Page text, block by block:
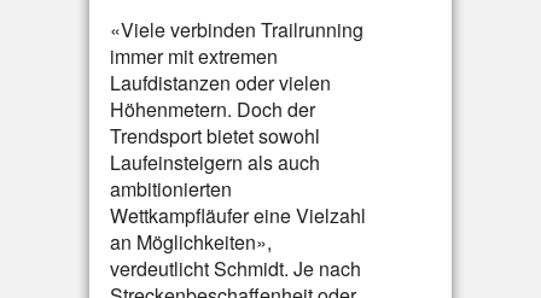
«Viele verbinden Trailrunning
immer mit extremen
Laufdistanzen oder vielen
Höhenmetern. Doch der
Trendsport bietet sowohl
Laufeinsteigern als auch
ambitionierten
Wettkampfläufer eine Vielzahl
an Möglichkeiten»,
verdeutlicht Schmidt. Je nach